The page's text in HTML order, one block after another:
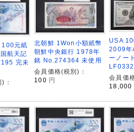
100元紙
航天記
完未
：
北朝鮮 1Won小額紙幣
朝鮮中央銀行 1978年
銘 No.274364 未使用
会員価格(税別)：
100 円
USA
2009年
ーノー
会員価
18,000